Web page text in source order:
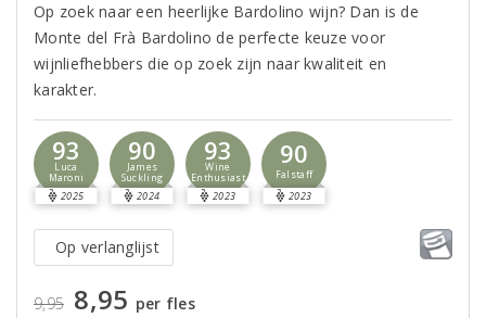
Op zoek naar een heerlijke Bardolino wijn? Dan is de
Monte del Frà Bardolino de perfecte keuze voor
wijnliefhebbers die op zoek zijn naar kwaliteit en
karakter.
93
Luca
Maroni
2025
90
James
Suckling
2024
93
Wine
Enthusiast
2023
90
Falstaff
2023
Op verlanglijst
9,95 8,95 per fles